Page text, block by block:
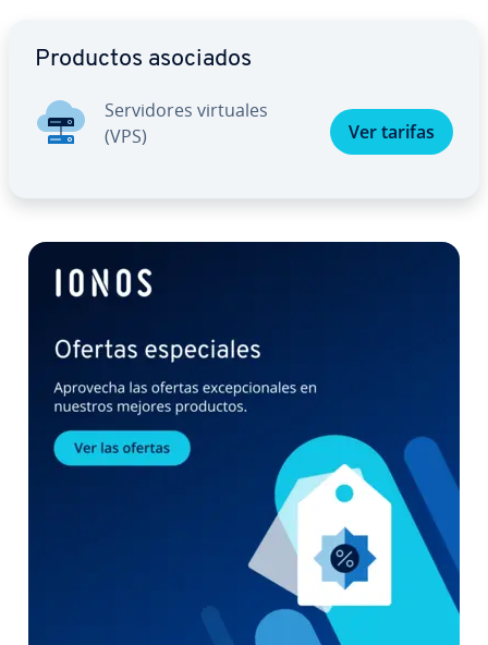
Productos asociados
Se­r­vi­do­res virtuales
(VPS)
Ver tarifas